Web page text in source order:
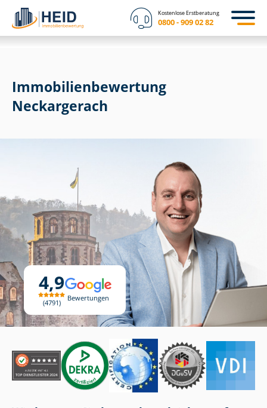
Kostenlose Erstberatung
0800 - 909 02 82
4,9
4791
Bewertungen
Immobilien­bewertung
Neckargerach